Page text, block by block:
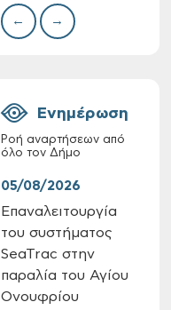
Πλαστήρα της Δ.Κ.
Τσικαλαριών
Πίνακες Κατάταξης
& Βαθμολογίας,
Πίνακες
προσληπτέων και
Ονομαστικοί πίνακες
← →
Ενημέρωση
Ροή αναρτήσεων από
όλο τον Δήμο
05/08/2026
Επαναλειτουργία
του συστήματος
SeaTrac στην
παραλία του Αγίου
Ονουφρίου